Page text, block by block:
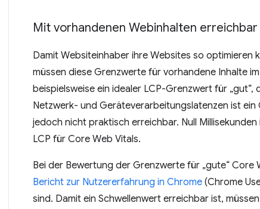
Mit vorhandenen Webinhalten erreichbar
Damit Websiteinhaber ihre Websites so optimieren
müssen diese Grenzwerte für vorhandene Inhalte
beispielsweise ein idealer LCP-Grenzwert für
Netzwerk- und Geräteverarbeitungslatenzen ist ein
jedoch nicht praktisch erreichbar. Null
LCP für Core Web Vitals.
Bei der Bewertung der Grenzwerte für „gute“
Bericht zur Nutzererfahrung in Chrome (Chrome
sind. Damit ein Schwellenwert erreichbar ist,